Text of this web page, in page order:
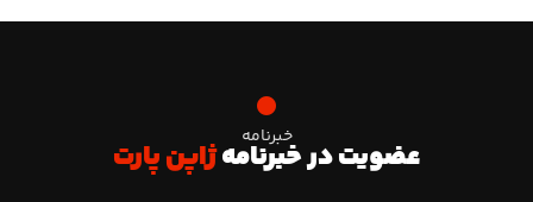
خبرنامه
عضویت در خبرنامهژاپن پارت